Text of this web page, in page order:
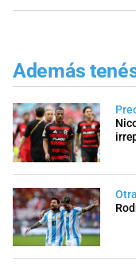
Además